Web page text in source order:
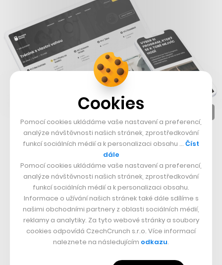
Chystaná platforma Online koučink, co má koule
Cookies
Pomocí cookies ukládáme vaše nastavení a preferencí,
analýze návštěvnosti našich stránek, zprostředkování
funkcí sociálních médií a k personalizaci obsahu … Číst
dále
Pomocí cookies ukládáme vaše nastavení a preferencí,
analýze návštěvnosti našich stránek, zprostředkování
funkcí sociálních médií a k personalizaci obsahu.
Informace o užívání našich stránek také dále sdílíme s
našimi obchodními partnery z oblasti sociálních médií,
reklamy a analytiky. Za tyto webové stránky a soubory
cookies odpovídá CzechCrunch s.r.o. Více informací
naleznete na následujícím odkazu.